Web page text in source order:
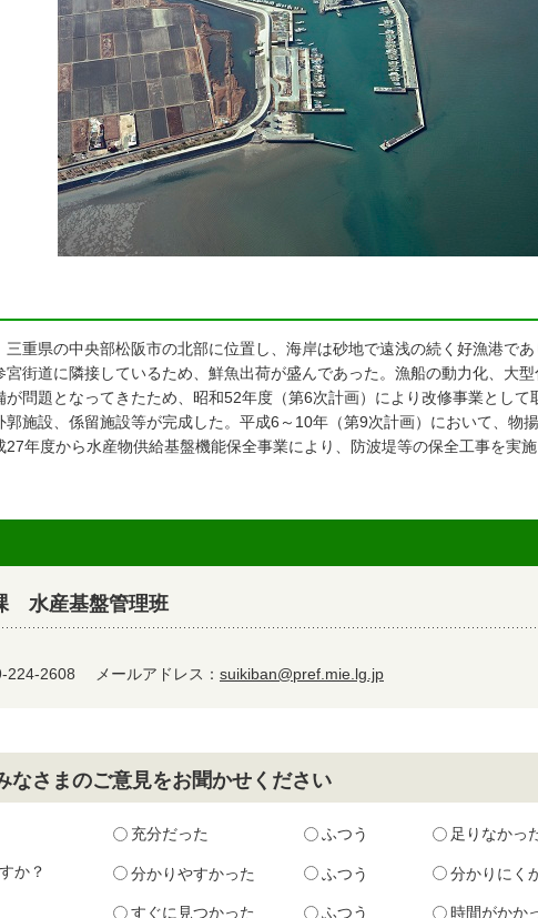
重県の中央部松阪市の北部に位置し、海岸は砂地で遠浅の続く好漁港で
宮街道に隣接しているため、鮮魚出荷が盛んであった。漁船の動力化、大
が問題となってきたため、昭和52年度（第6次計画）により改修事業として
郭施設、係留施設等が完成した。平成6～10年（第9次計画）において、物
27年度から水産物供給基盤機能保全事業により、防波堤等の保全工事を実施
水産基盤管理班
224-2608 メールアドレス： suikiban@pref.mie.lg.jp
なさまのご意見をお聞かせください
充分だった ふつう 足りなかっ
か？ 分かりやすかった ふつう 分かりにく
すぐに見つかった ふつう 時間がかか